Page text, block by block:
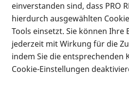
Infomaterial
Infomaterial
einverstanden sind, dass PRO
hierdurch ausgewählten
Tools einsetzt. Sie können Ihre
jederzeit mit Wirkung für die
indem Sie die entsprechenden
Cookie-Einstellungen